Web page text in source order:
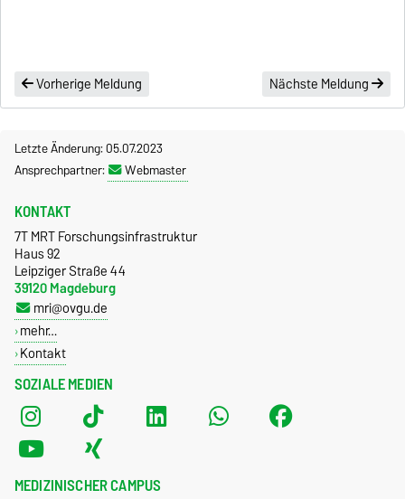
Vorherige Meldung Nächste Meldung
Letzte Änderung: 05.07.2023
Ansprechpartner:
Webmaster
SOZIALE MEDIEN
KONTAKT
7T MRT Forschungsinfrastruktur
Haus 92
Leipziger Straße 44
39120 Magdeburg
mri@ovgu.de
mehr…
Kontakt
MEDIZINISCHER CAMPUS